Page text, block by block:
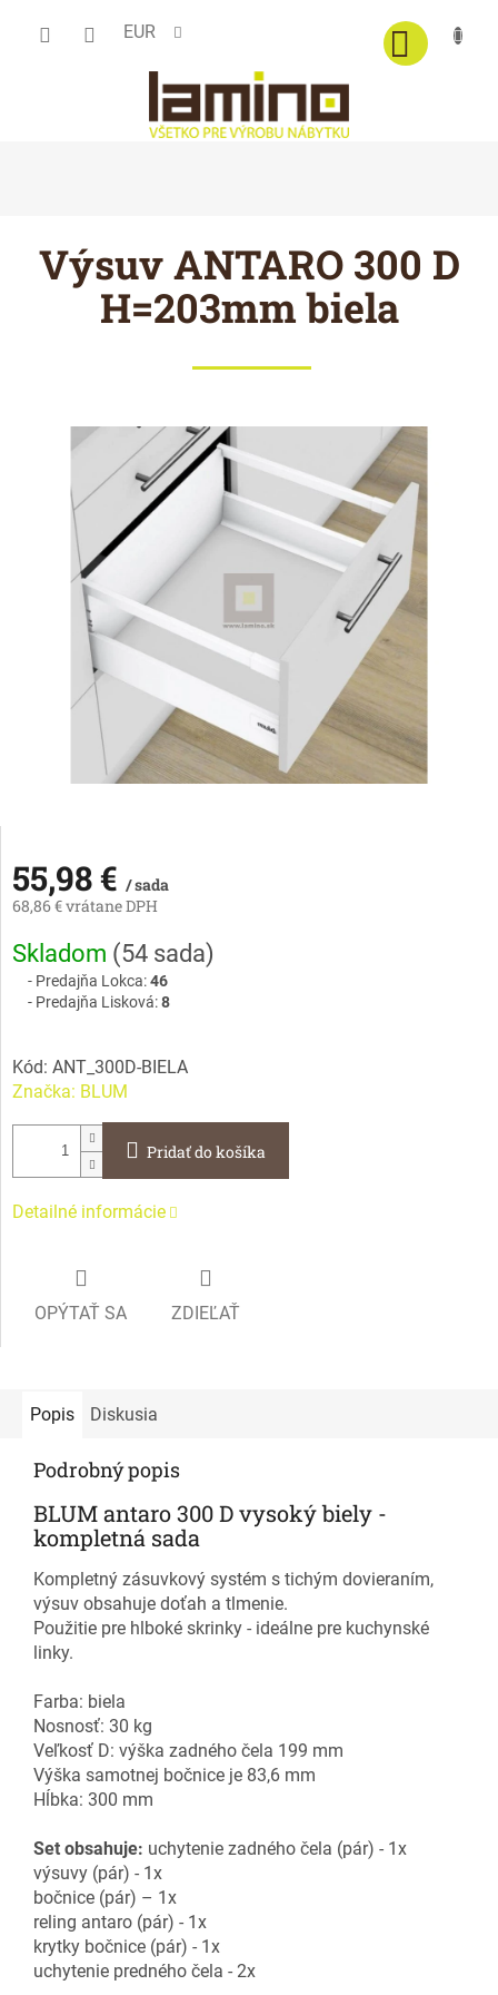
EUR
Výsuv ANTARO 300 D
H=203mm biela
55,98 € / sada
68,86 € vrátane DPH
Jednotková
cena:
Skladom (54 sada)
Predajňa Lokca:46
Predajňa Lisková:8
Kód: ANT_300D-BIELA
Značka: BLUM
Pridať do košíka
Detailné informácie
OPÝTAŤ SA ZDIEĽAŤ
Popis Diskusia
Podrobný popis
BLUM antaro 300 D vysoký biely -
kompletná sada
Kompletný zásuvkový systém s tichým dovieraním,
výsuv obsahuje doťah a tlmenie.
Použitie pre hlboké skrinky - ideálne pre kuchynské
linky.
Farba: biela
Nosnosť: 30 kg
Veľkosť D: výška zadného čela 199 mm
Výška samotnej bočnice je 83,6 mm
Hĺbka: 300 mm
Set obsahuje: uchytenie zadného čela (pár) - 1x
výsuvy (pár) - 1x
bočnice (pár) – 1x
reling antaro (pár) - 1x
krytky bočnice (pár) - 1x
uchytenie predného čela - 2x